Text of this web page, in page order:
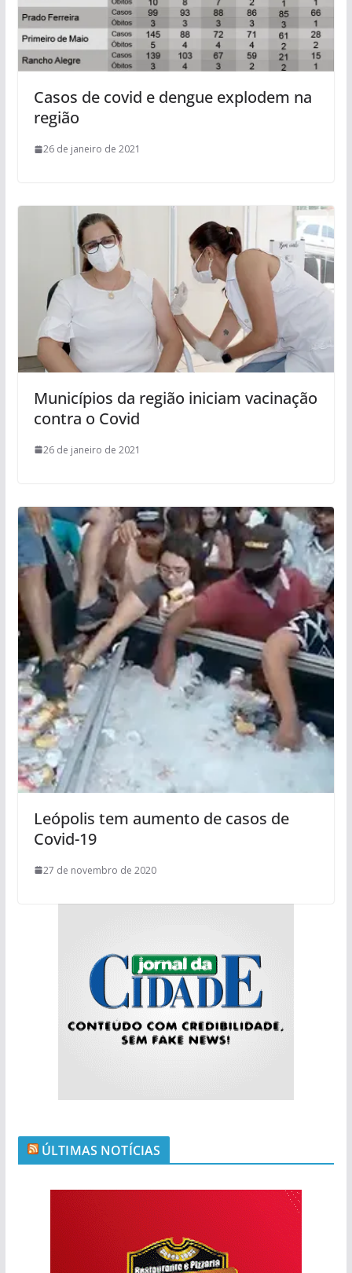
Casos de covid e dengue explodem na
região
26 de janeiro de 2021
Municípios da região iniciam vacinação
contra o Covid
26 de janeiro de 2021
Leópolis tem aumento de casos de
Covid-19
27 de novembro de 2020
ÚLTIMAS NOTÍCIAS